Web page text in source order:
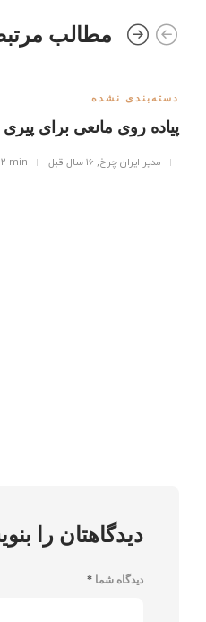
مطالب
دسته‌بندی نشده
پیاده روی مانعی برای
مدیر ایران چرخ, ۱۶ سال قبل 2 min
دیدگاهتان را
دیدگاه شما *